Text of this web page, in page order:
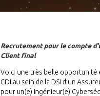
Recrutement pour le compte
Client final
Voici une très belle opportunité
CDI au sein de la DSI d’un
pour un(e) Ingénieur(e)